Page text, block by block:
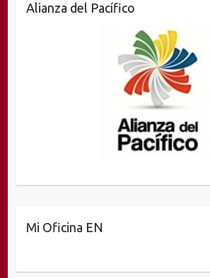
Alianza del Pacífico
Mi Oficina EN